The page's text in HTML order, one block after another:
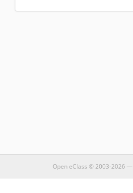
Open eClass © 2003-2026 —